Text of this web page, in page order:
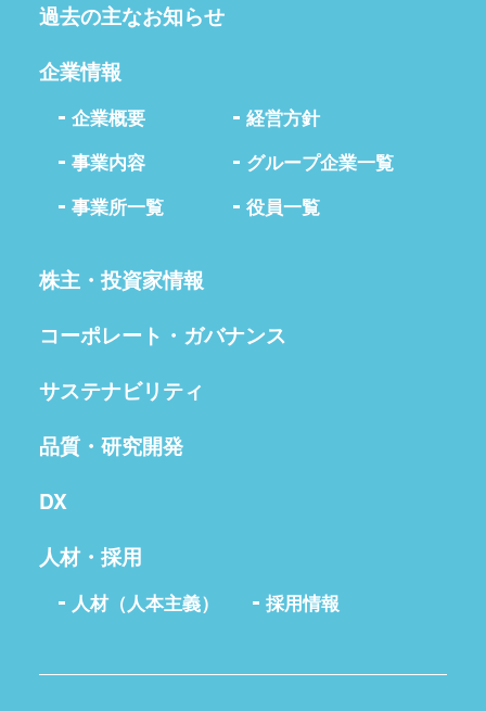
過去の主なお知らせ
企業情報
企業概要
経営方針
事業内容
グループ企業一覧
事業所一覧
役員一覧
株主・投資家情報
コーポレート・ガバナンス
サステナビリティ
品質・研究開発
DX
人材・採用
人材（人本主義） 採用情報